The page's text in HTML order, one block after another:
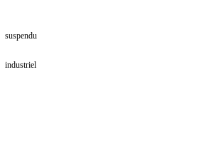
suspendu
industriel